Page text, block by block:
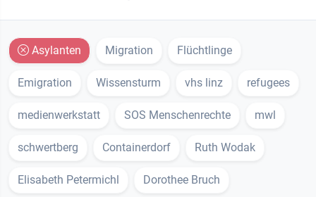
Asylanten Migration Flüchtlinge
Emigration Wissensturm vhs linz refugees
medienwerkstatt SOS Menschenrechte mwl
schwertberg Containerdorf Ruth Wodak
Elisabeth Petermichl Dorothee Bruch